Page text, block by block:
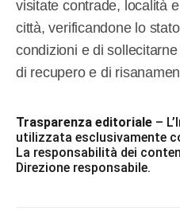
visitate contrade, località
città, verificandone lo
condizioni e di
di recupero e di
Trasparenza editoriale –
utilizzata esclusivamente
La responsabilità dei
Direzione responsabile.